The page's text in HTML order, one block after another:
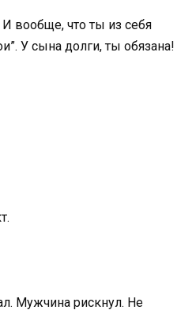
вообще, что ты из себя
У сына долги, ты обязана!
Мужчина рискнул. Не